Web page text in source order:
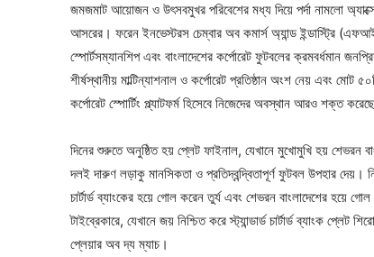
জমজমাট আয়োজন ও উৎসবমুখর পরিবেশের মধ্য দিয়ে পর্দা নামলো
আসরের। ফরেন ইনভেস্টরস চেম্বার অব কমার্স অ্যান্ড ইন্ডাস্ট্রি
স্পোর্টসম্যানশিপ এবং বাংলাদেশের কর্পোরেট ফুটবলের ক্রমবর্ধমান
শীর্ষস্থানীয় মাল্টিন্যাশনাল ও কর্পোরেট প্রতিষ্ঠান অংশ নেয় এবং মোট
কর্পোরেট স্পোর্টিং প্ল্যাটফর্ম হিসেবে নিজেদের অবস্থান আরও শক্ত
দিনের শুরুতে অনুষ্ঠিত হয় প্লেট ফাইনাল, যেখানে মুখোমুখি হয় শেভরন
দলই দারুণ লড়াকু মানসিকতা ও প্রতিদ্বন্দ্বিতাপূর্ণ ফুটবল উপহার দেয়।
চার্টার্ড ব্যাংকের হয়ে গোল করেন তুর্য এবং শেভরন বাংলাদেশের হয়ে
টাইব্রেকারে, যেখানে জয় নিশ্চিত করে স্ট্যান্ডার্ড চার্টার্ড ব্যাংক প্লেট
প্লেয়ার অব দ্য ম্যাচ।